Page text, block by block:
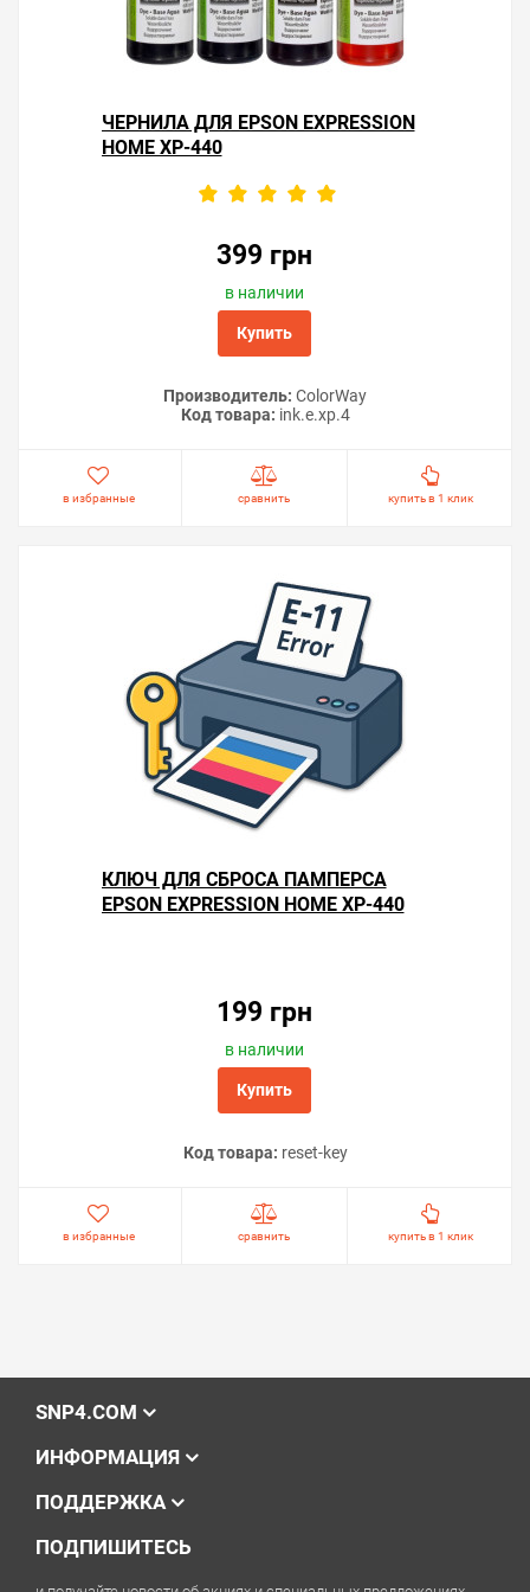
ЧЕРНИЛА ДЛЯ EPSON EXPRESSION
HOME XP-440
399 грн
в наличии
Купить
Производитель: ColorWay
Код товара: ink.e.xp.4
в избранные сравнить купить в 1 клик
КЛЮЧ ДЛЯ СБРОСА ПАМПЕРСА
EPSON EXPRESSION HOME XP-440
199 грн
в наличии
Купить
Код товара: reset-key
в избранные сравнить купить в 1 клик
SNP4.COM
ИНФОРМАЦИЯ
ПОДДЕРЖКА
ПОДПИШИТЕСЬ